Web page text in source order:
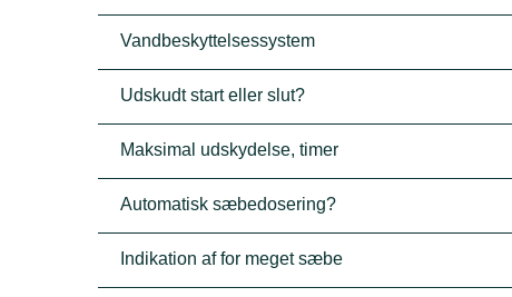
Vandbeskyttelsessystem
Udskudt start eller slut?
Maksimal udskydelse, timer
Automatisk sæbedosering?
Indikation af for meget sæbe